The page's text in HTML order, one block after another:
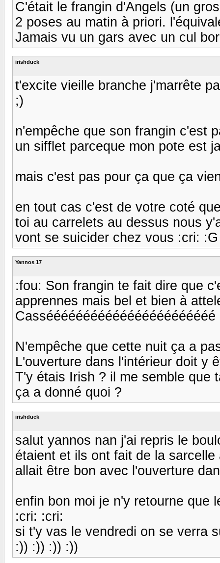
C'était le frangin d'Angels (un
2 poses au matin à priori.
Jamais vu un gars avec un cul
irishduck
t'excite vieille branche j'marrête
;)
n'empêche que son frangin c'est
un sifflet parceque mon pote est
mais c'est pas pour ça que ça
en tout cas c'est de votre coté
toi au carrelets au dessus nous
vont se suicider chez vous :cri:
Yannos 17
:fou: Son frangin te fait dire que
apprennes mais bel et bien à
Cassééééééééééééééééééééééé
N'empêche que cette nuit ça a
L'ouverture dans l'intérieur doit y
T'y étais Irish ? il me semble que
ça a donné quoi ?
irishduck
salut yannos nan j'ai repris le
étaient et ils ont fait de la
allait être bon avec l'ouverture
enfin bon moi je n'y retourne que
:cri: :cri:
si t'y vas le vendredi on se verra
:)) :)) :)) :))